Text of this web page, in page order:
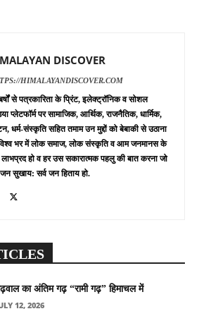
DISCOVER
HIMALAYANDISCOVER.COM
से पत्रकारिता के प्रिंट, इलेक्ट्रॉनिक व सोशल
प्लेटफॉर्म पर सामाजिक, आर्थिक, राजनैतिक, धार्मिक,
धर्म-संस्कृति सहित तमाम उन मुद्दों को बेबाकी से उठाना
भर में लोक समाज, लोक संस्कृति व आम जनमानस के
लाभप्रद हो व हर उस सकारात्मक पहलु की बात करना जो
जन सुखाय: सर्व जन हिताय हो.
का अंतिम गढ़ “रामी गढ़” हिमाचल में
12, 2026